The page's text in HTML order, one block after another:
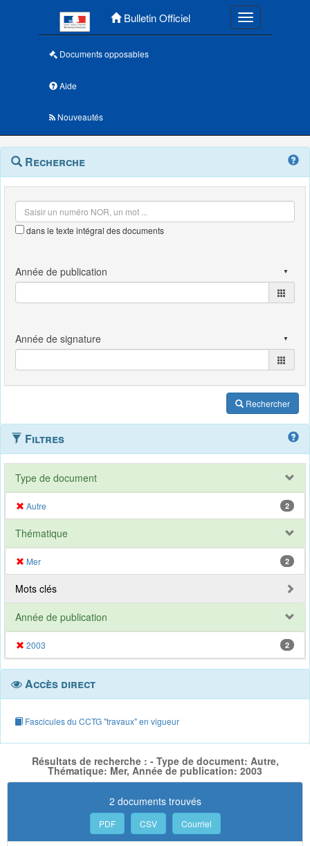
Bulletin Officiel Toggle
Documents opposables
Aide
Nouveautés
Navigation
outils
Menu
contextuel
Recherche
dans le texte intégral des documents
Rechercher
Filtres
Type de document
Autre 2
Thématique
Mer 2
Mots clés
Année de publication
2003 2
Accès direct
Fascicules du CCTG "travaux" en vigueur
Résultats de recherche : - Type de document: Autre,
Thématique: Mer, Année de publication: 2003
2 documents trouvés
PDF CSV Courriel